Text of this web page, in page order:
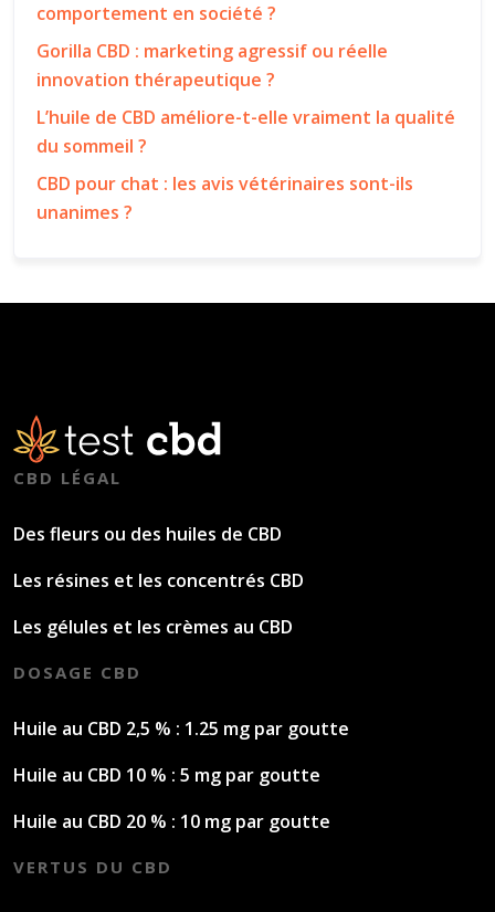
comportement en société ?
Gorilla CBD : marketing agressif ou réelle
innovation thérapeutique ?
L’huile de CBD améliore-t-elle vraiment la qualité
du sommeil ?
CBD pour chat : les avis vétérinaires sont-ils
unanimes ?
CBD LÉGAL
Des fleurs ou des huiles de CBD
Les résines et les concentrés CBD
Les gélules et les crèmes au CBD
DOSAGE CBD
Huile au CBD 2,5 % : 1.25 mg par goutte
Huile au CBD 10 % : 5 mg par goutte
Huile au CBD 20 % : 10 mg par goutte
VERTUS DU CBD